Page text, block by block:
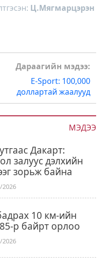
МЭДЭЭ
Дакарт:
залуус дэлхийн
зорьж байна
2026
10 км-ийн
р байрт орлоо
2026
Ц.Мягмарцэрэн
Дараагийн мэдээ:
E-Sport: 100,000
доллартай жаалууд